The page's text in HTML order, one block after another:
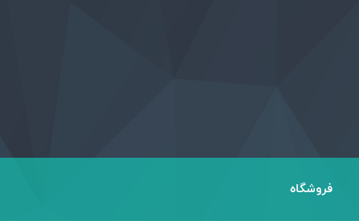
فروشگاه